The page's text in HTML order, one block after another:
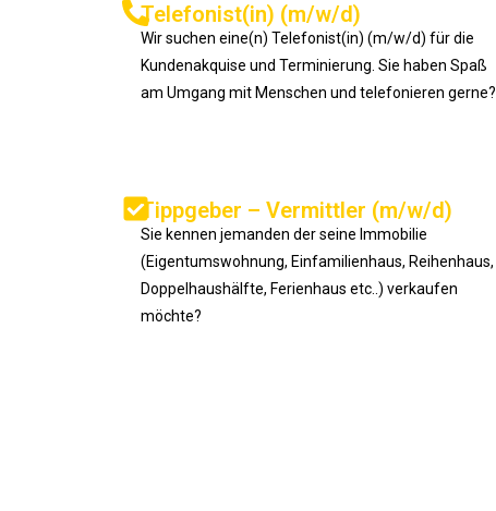
Telefonist(in) (m/w/d)
Wir suchen eine(n) Telefonist(in) (m/w/d) für die
Kundenakquise und Terminierung. Sie haben Spaß
am Umgang mit Menschen und telefonieren gerne?
Tippgeber – Vermittler (m/w/d)
Sie kennen jemanden der seine Immobilie
(Eigentumswohnung, Einfamilienhaus, Reihenhaus,
Doppelhaushälfte, Ferienhaus etc..) verkaufen
möchte?